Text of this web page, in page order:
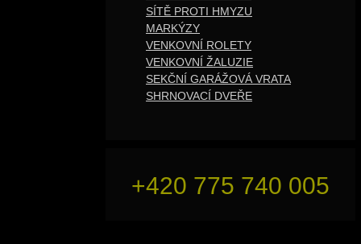
SÍTĚ PROTI HMYZU
MARKÝZY
VENKOVNÍ ROLETY
VENKOVNÍ ŽALUZIE
SEKČNÍ GARÁŽOVÁ VRATA
SHRNOVACÍ DVEŘE
+420 775 740 005